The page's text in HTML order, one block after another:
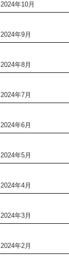
2024年10月
2024年9月
2024年8月
2024年7月
2024年6月
2024年5月
2024年4月
2024年3月
2024年2月